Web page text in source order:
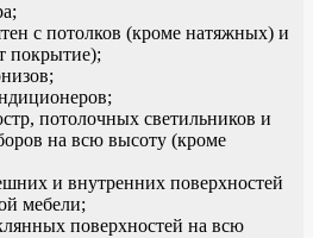
с потолков (кроме натяжных) и
покрытие);
потолочных светильников и
на всю высоту (кроме
и внутренних поверхностей
мебели;
поверхностей на всю